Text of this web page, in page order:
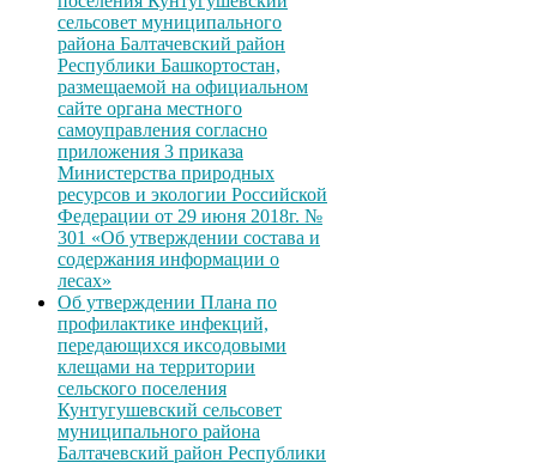
сельсовет муниципального
района Балтачевский район
Республики Башкортостан,
размещаемой на официальном
сайте органа местного
самоуправления согласно
приложения 3 приказа
Министерства природных
ресурсов и экологии Российской
Федерации от 29 июня 2018г. №
301 «Об утверждении состава и
содержания информации о
лесах»
Об утверждении Плана по
профилактике инфекций,
передающихся иксодовыми
клещами на территории
сельского поселения
Кунтугушевский сельсовет
муниципального района
Балтачевский район Республики